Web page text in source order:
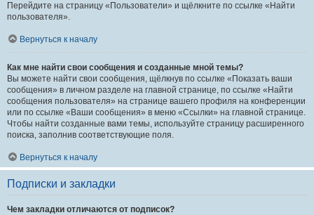
Перейдите на страницу «Пользователи» и щёлкните по ссылке «Найти
пользователя».
Вернуться к началу
Как мне найти свои сообщения и созданные мной темы?
Вы можете найти свои сообщения, щёлкнув по ссылке «Показать ваши
сообщения» в личном разделе на главной странице, по ссылке «Найти
сообщения пользователя» на странице вашего профиля на конференции
или по ссылке «Ваши сообщения» в меню «Ссылки» на главной странице.
Чтобы найти созданные вами темы, используйте страницу расширенного
поиска, заполнив соответствующие поля.
Вернуться к началу
Подписки и закладки
Чем закладки отличаются от подписок?